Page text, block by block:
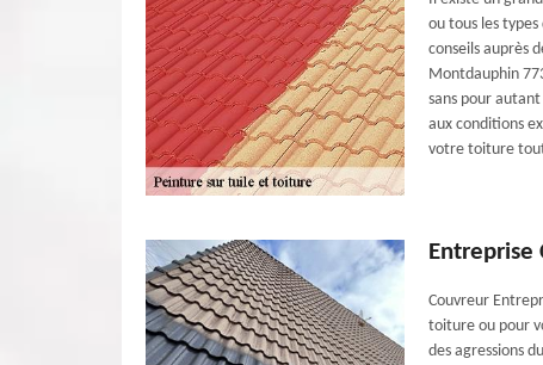
ou tous les
conseils auprès
Montdauphin
sans pour
aux conditions
votre toiture
Entreprise
Couvreur
toiture ou pour
des agressions